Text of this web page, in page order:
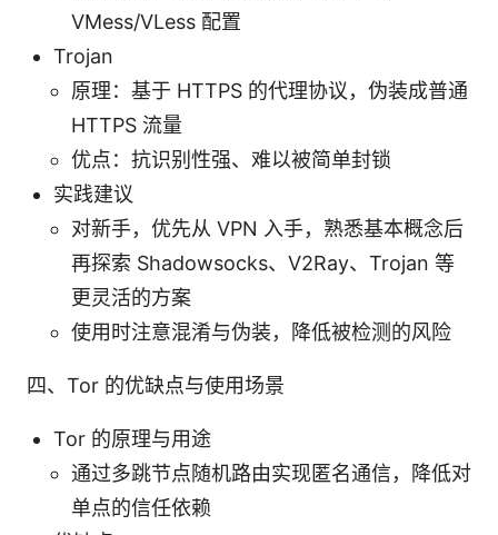
VMess/VLess 配置
Trojan
原理：基于 HTTPS 的代理协议，伪装成普通
HTTPS 流量
优点：抗识别性强、难以被简单封锁
实践建议
对新手，优先从 VPN 入手，熟悉基本概念后
再探索 Shadowsocks、V2Ray、Trojan 等
更灵活的方案
使用时注意混淆与伪装，降低被检测的风险
四、Tor 的优缺点与使用场景
Tor 的原理与用途
通过多跳节点随机路由实现匿名通信，降低对
单点的信任依赖